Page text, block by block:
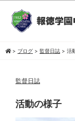
> ブログ > 監督日誌 > 活
監督日誌
活動の様子